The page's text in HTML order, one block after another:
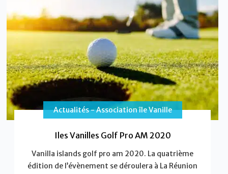
Actualités - Association île Vanille
Iles Vanilles Golf Pro AM 2020
Vanilla islands golf pro am 2020. La quatrième
édition de l’évènement se déroulera à La Réunion